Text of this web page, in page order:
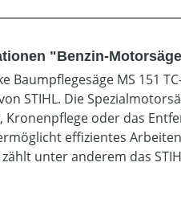
"Benzin-
Baumpflegesäge MS 151
STIHL. Die
oder das
effizientes
unter anderem das